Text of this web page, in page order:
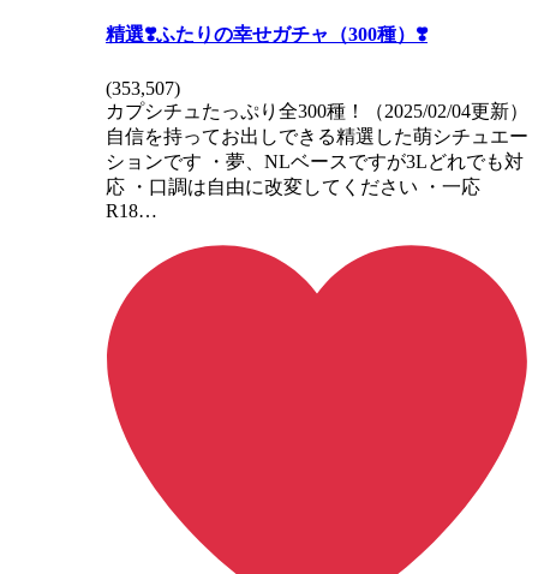
精選❣️ふたりの幸せガチャ（300種）❣️
(353,507)
カプシチュたっぷり全300種！（2025/02/04更新）
自信を持ってお出しできる精選した萌シチュエー
ションです ・夢、NLベースですが3Lどれでも対
応 ・口調は自由に改変してください ・一応
R18…